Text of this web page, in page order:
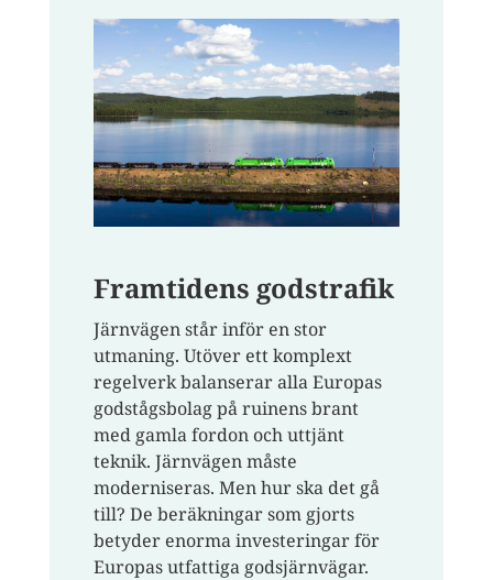
Framtidens godstrafik
Järnvägen står inför en stor
utmaning. Utöver ett komplext
regelverk balanserar alla Europas
godstågsbolag på ruinens brant
med gamla fordon och uttjänt
teknik. Järnvägen måste
moderniseras. Men hur ska det gå
till? De beräkningar som gjorts
betyder enorma investeringar för
Europas utfattiga godsjärnvägar.